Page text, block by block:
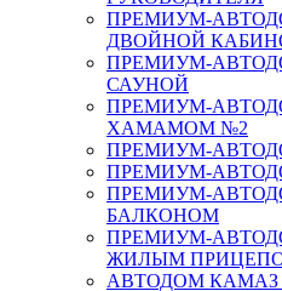
ПРЕМИУМ-
ДВОЙНОЙ
ПРЕМИУМ-
САУНОЙ
ПРЕМИУМ-
ХАМАМОМ №2
ПРЕМИУМ-
ПРЕМИУМ-
ПРЕМИУМ-
БАЛКОНОМ
ПРЕМИУМ-
ЖИЛЫМ
АВТОДОМ КАМАЗ